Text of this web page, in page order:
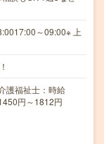
～09:00※ 上
護福祉士：時給
円～1812円